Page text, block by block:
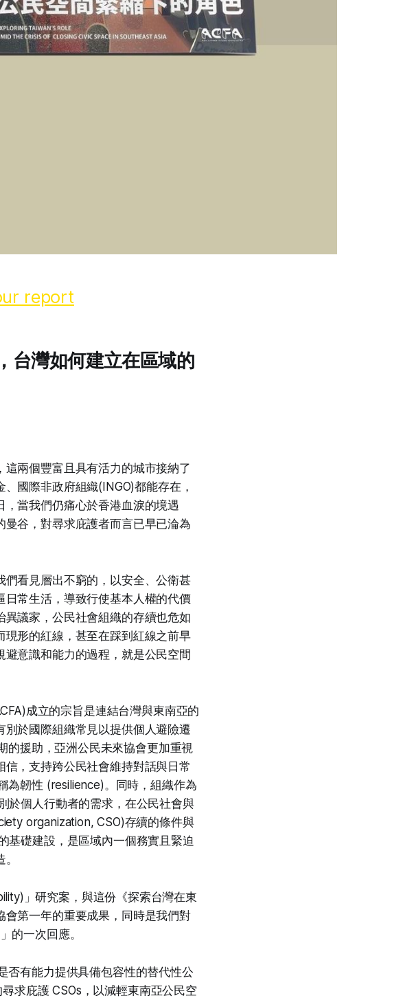
report
台灣如何建立在區域的
兩個豐富且具有活力的城市接納了
國際非政府組織(INGO)都能存在，
當我們仍痛心於香港血淚的境遇
谷，對尋求庇護者而言已早已淪為
看見層出不窮的，以安全、公衛甚
常生活，導致行使基本人權的代價
議家，公民社會組織的存續也危如
形的紅線，甚至在踩到紅線之前早
意識和能力的過程，就是公民空間
成立的宗旨是連結台灣與東南亞的
於國際組織常見以提供個人避險遷
援助，亞洲公民未來協會更加重視
，支持跨公民社會維持對話與日常
為韌性 (resilience)。同時，組織作為
於個人行動者的需求，在公民社會與
organization, CSO)存續的條件與
基礎建設，是區域內一個務實且緊迫
」研究案，與這份《探索台灣在東
第一年的重要成果，同時是我們對
的一次回應。
否有能力提供具備包容性的替代性公
求庇護 CSOs，以減輕東南亞公民空